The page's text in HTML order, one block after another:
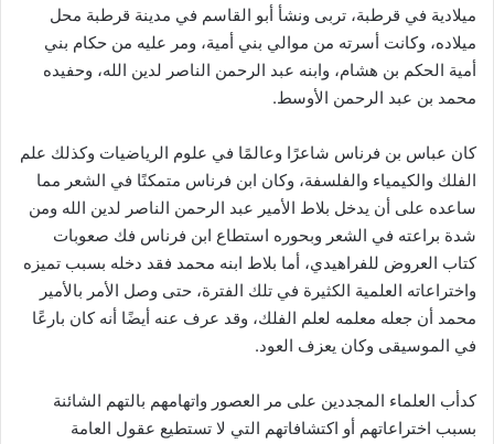
ميلادية في قرطبة، تربى ونشأ أبو القاسم في مدينة قرطبة محل
ميلاده، وكانت أسرته من موالي بني أمية، ومر عليه من حكام بني
أمية الحكم بن هشام، وابنه عبد الرحمن الناصر لدين الله، وحفيده
محمد بن عبد الرحمن الأوسط.
كان عباس بن فرناس شاعرًا وعالمًا في علوم الرياضيات وكذلك علم
الفلك والكيمياء والفلسفة، وكان ابن فرناس متمكنًا في الشعر مما
ساعده على أن يدخل بلاط الأمير عبد الرحمن الناصر لدين الله ومن
شدة براعته في الشعر وبحوره استطاع ابن فرناس فك صعوبات
كتاب العروض للفراهيدي، أما بلاط ابنه محمد فقد دخله بسبب تميزه
واختراعاته العلمية الكثيرة في تلك الفترة، حتى وصل الأمر بالأمير
محمد أن جعله معلمه لعلم الفلك، وقد عرف عنه أيضًا أنه كان بارعًا
في الموسيقى وكان يعزف العود.
كدأب العلماء المجددين على مر العصور واتهامهم بالتهم الشائنة
بسبب اختراعاتهم أو اكتشافاتهم التي لا تستطيع عقول العامة